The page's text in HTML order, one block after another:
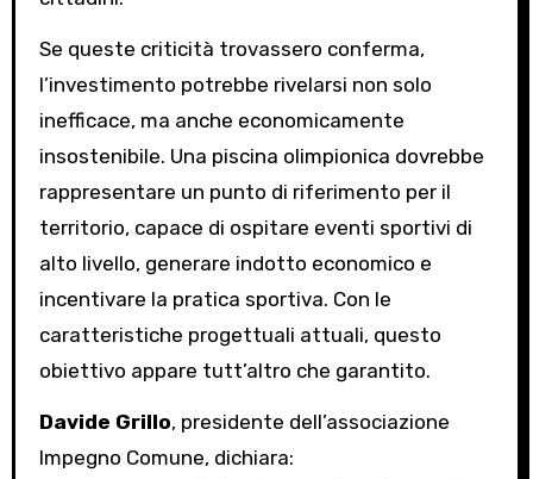
Se queste criticità trovassero conferma,
l’investimento potrebbe rivelarsi non solo
inefficace, ma anche economicamente
insostenibile. Una piscina olimpionica dovrebbe
rappresentare un punto di riferimento per il
territorio, capace di ospitare eventi sportivi di
alto livello, generare indotto economico e
incentivare la pratica sportiva. Con le
caratteristiche progettuali attuali, questo
obiettivo appare tutt’altro che garantito.
Davide Grillo, presidente dell’associazione
Impegno Comune, dichiara: